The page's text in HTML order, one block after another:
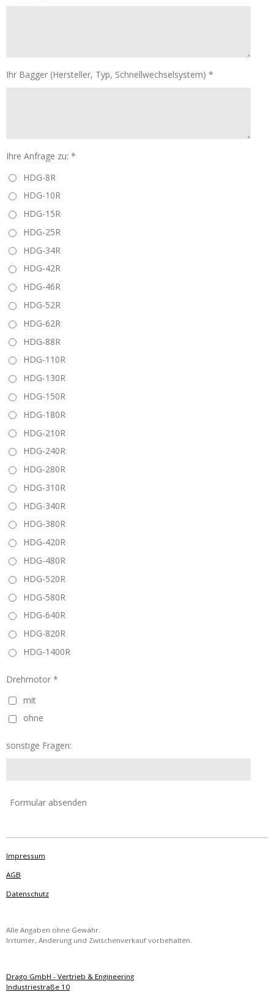
Ihr Bagger (Hersteller, Typ, Schnellwechselsystem) *
Ihre Anfrage zu: *
HDG-8R
HDG-10R
HDG-15R
HDG-25R
HDG-34R
HDG-42R
HDG-46R
HDG-52R
HDG-62R
HDG-88R
HDG-110R
HDG-130R
HDG-150R
HDG-180R
HDG-210R
HDG-240R
HDG-280R
HDG-310R
HDG-340R
HDG-380R
HDG-420R
HDG-480R
HDG-520R
HDG-580R
HDG-640R
HDG-820R
HDG-1400R
Drehmotor *
mit
ohne
sonstige Fragen:
Formular absenden
Impressum
AGB
Datenschutz
Alle Angaben ohne Gewähr.
Irrtümer, Änderung und Zwischenverkauf vorbehalten.
Drago GmbH - Vertrieb & Engineering
Industriestraße 10